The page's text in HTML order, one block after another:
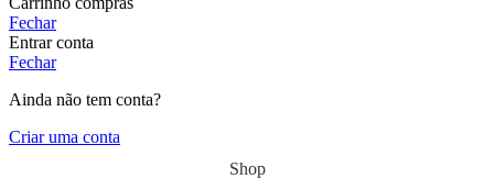
Fechar
Entrar conta
Fechar
Ainda não tem conta?
Criar uma conta
Shop